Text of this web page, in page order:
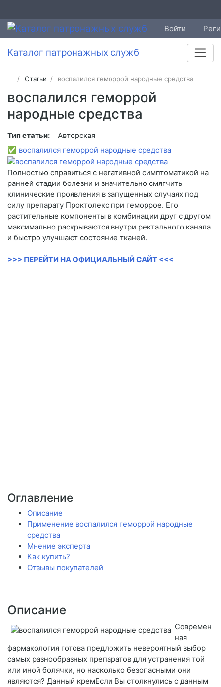
Войти
Каталог патронажных служб
Статьи воспалился геморрой народные средства
воспалился геморрой
народные средства
Тип статьи:
Авторская
✅ воспалился геморрой народные средства
Полностью справиться с негативной симптоматикой на
ранней стадии болезни и значительно смягчить
клинические проявления в запущенных случаях под
силу препарату Проктолекс при геморрое. Его
растительные компоненты в комбинации друг с другом
максимально раскрываются внутри ректального канала
и быстро улучшают состояние тканей.
>>> ПЕРЕЙТИ НА ОФИЦИАЛЬНЫЙ САЙТ <<<
Оглавление
Описание
Применение воспалился геморрой народные
средства
Мнение эксперта
Как купить?
Отзывы покупателей
Описание
Современ
ная
фармакология готова предложить невероятный выбор
самых разнообразных препаратов для устранения той
или иной болячки, но насколько безопасными они
являются? Данный кремЕсли Вы столкнулись с данным